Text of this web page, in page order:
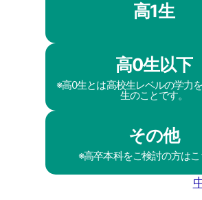
高1生
高0生以下
※高0生とは高校生レベルの学力
生のことです。
その他
※高卒本科をご検討の方はこ